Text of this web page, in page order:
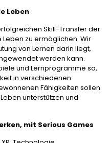
Leben
Skill-Transfer der
zu ermöglichen. Wir
von Lernen darin liegt,
werden kann.
und Lernprogramme so,
in verschiedenen
Fähigkeiten sollen
unterstützen und
mit Serious Games